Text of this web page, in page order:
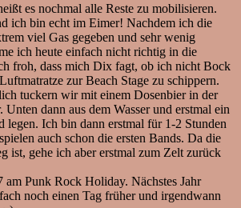
es nochmal alle Reste zu mobilisieren.
ich bin echt im Eimer! Nachdem ich die
viel Gas gegeben und sehr wenig
ich heute einfach nicht richtig in die
froh, dass mich Dix fagt, ob ich nicht Bock
zur Beach Stage zu schippern.
tuckern wir mit einem Dosenbier in der
Unten dann aus dem Wasser und erstmal ein
legen. Ich bin dann erstmal für 1-2 Stunden
auch schon die ersten Bands. Da die
ist, gehe ich aber erstmal zum Zelt zurück
am Punk Rock Holiday. Nächstes Jahr
noch einen Tag früher und irgendwann